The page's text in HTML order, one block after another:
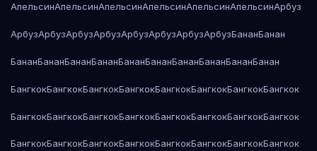
АпельсинАпельсинАпельсинАпельсинАпельсинАпельсинАрбуз
АрбузАрбузАрбузАрбузАрбузАрбузАрбузАрбузБананБанан
БананБананБананБананБананБананБананБананБананБанан
БангкокБангкокБангкокБангкокБангкокБангкокБангкокБангкок
БангкокБангкокБангкокБангкокБангкокБангкокБангкокБангкок
БангкокБангкокБангкокБангкокБангкокБангкокБангкокБангкок